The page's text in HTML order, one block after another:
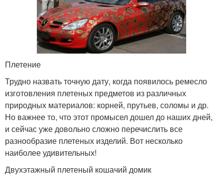
Плетение
Трудно назвать точную дату, когда появилось ремесло
изготовления плетеных предметов из различных
природных материалов: корней, прутьев, соломы и др.
Но важнее то, что этот промысел дошел до наших дней,
и сейчас уже довольно сложно перечислить все
разнообразие плетеных изделий. Вот несколько
наиболее удивительных!
Двухэтажный плетеный кошачий домик